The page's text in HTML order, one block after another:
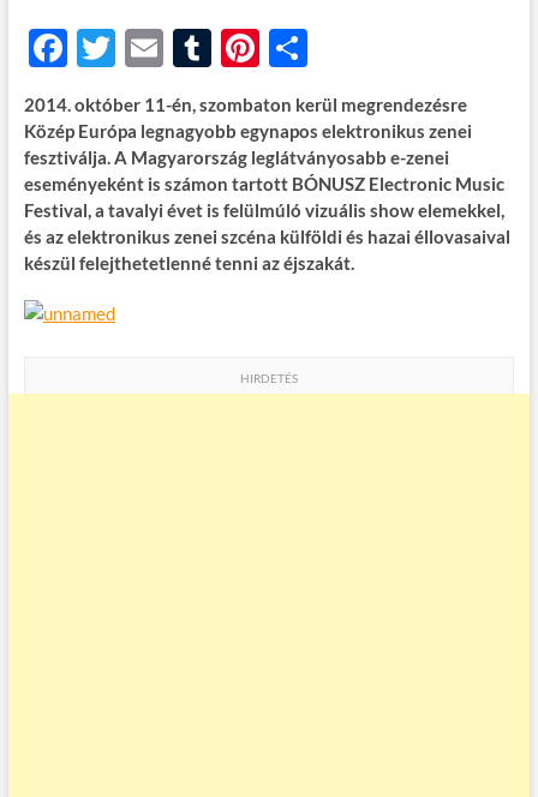
F
ac
e
b
o
o
k
T
w
itt
er
E
m
ail
T
m
bl
r
Pi
nt
er
es
t
O
ss
za
m
e
g
2014. október 11-én, szombaton kerül megrendezésre
Közép Európa legnagyobb egynapos elektronikus zenei
fesztiválja. A Magyarország leglátványosabb e-zenei
eseményeként is számon tartott BÓNUSZ Electronic Music
Festival, a tavalyi évet is felülmúló vizuális show elemekkel,
és az elektronikus zenei szcéna külföldi és hazai éllovasaival
készül felejthetetlenné tenni az éjszakát.
HIRDETÉS